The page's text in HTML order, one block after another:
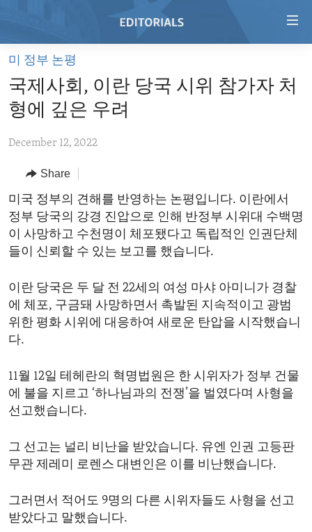
Skip
main
content
to
Navigation
Skip
to
Search
HOME
VIDEO
REGIONS
AFRICA
AMERICAS
ASIA
EUROPE
TOPICS
HUMAN RIGHTS
SECURITY AND DEFENSE
AID AND DEVELOPMENT
ECONOMY AND TRADE
ENVIRONMENT AND HEALTH
ARCHIVE
ABOUT US
미 정부 논평
국제사회, 이란 당국 시위 참가자 처
형에 깊은 우려
December 12, 2022
Share
미국 정부의 견해를 반영하는 논평입니다. 이란에서
정부 당국의 강경 진압으로 인해 반정부 시위대 수백명
이 사망하고 수천명이 체포됐다고 독립적인 인권단체
들이 신뢰할 수 있는 보고를 했습니다.
이란 당국은 두 달 전 22세의 여성 마샤 아미니가 경찰
에 체포, 구금돼 사망하면서 촉발된 지속적이고 광범
위한 평화 시위에 대응하여 새로운 탄압을 시작했습니
다.
11월 12일 테헤란의 혁명법원은 한 시위자가 정부 건물
에 불을 지르고 ‘하나님과의 전쟁’을 벌였다며 사형을
선고했습니다.
그 선고는 널리 비난을 받았습니다. 유엔 인권 고등판
무관 제레미 로렌스 대변인은 이를 비난했습니다.
그러면서 적어도 9명의 다른 시위자들도 사형을 선고
받았다고 말했습니다.